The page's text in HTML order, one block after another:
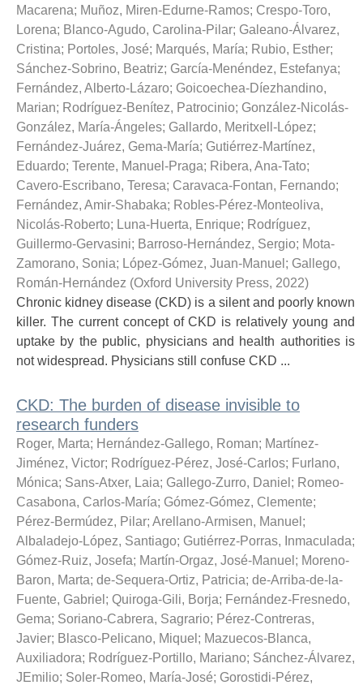
Macarena; Muñoz, Miren-Edurne-Ramos; Crespo-Toro,
Lorena; Blanco-Agudo, Carolina-Pilar; Galeano-Álvarez,
Cristina; Portoles, José; Marqués, María; Rubio, Esther;
Sánchez-Sobrino, Beatriz; García-Menéndez, Estefanya;
Fernández, Alberto-Lázaro; Goicoechea-Díezhandino,
Marian; Rodríguez-Benítez, Patrocinio; González-Nicolás-
González, María-Ángeles; Gallardo, Meritxell-López;
Fernández-Juárez, Gema-María; Gutiérrez-Martínez,
Eduardo; Terente, Manuel-Praga; Ribera, Ana-Tato;
Cavero-Escribano, Teresa; Caravaca-Fontan, Fernando;
Fernández, Amir-Shabaka; Robles-Pérez-Monteoliva,
Nicolás-Roberto; Luna-Huerta, Enrique; Rodríguez,
Guillermo-Gervasini; Barroso-Hernández, Sergio; Mota-
Zamorano, Sonia; López-Gómez, Juan-Manuel ; Gallego,
Román-Hernández (Oxford University Press, 2022)
Chronic kidney disease (CKD) is a silent and poorly known
killer. The current concept of CKD is relatively young and
uptake by the public, physicians and health authorities is
not widespread. Physicians still confuse CKD ...
CKD: The burden of disease invisible to
research funders
Roger, Marta; Hernández-Gallego, Roman; Martínez-
Jiménez, Victor; Rodríguez-Pérez, José-Carlos; Furlano,
Mónica; Sans-Atxer, Laia; Gallego-Zurro, Daniel ; Romeo-
Casabona, Carlos-María; Gómez-Gómez, Clemente;
Pérez-Bermúdez, Pilar; Arellano-Armisen, Manuel ;
Albaladejo-López, Santiago; Gutiérrez-Porras, Inmaculada;
Gómez-Ruiz, Josefa; Martín-Orgaz, José-Manuel ; Moreno-
Baron, Marta; de-Sequera-Ortiz, Patricia; de-Arriba-de-la-
Fuente, Gabriel ; Quiroga-Gili, Borja; Fernández-Fresnedo,
Gema; Soriano-Cabrera, Sagrario; Pérez-Contreras,
Javier; Blasco-Pelicano, Miquel ; Mazuecos-Blanca,
Auxiliadora; Rodríguez-Portillo, Mariano; Sánchez-Álvarez,
JEmilio; Soler-Romeo, María-José; Gorostidi-Pérez,